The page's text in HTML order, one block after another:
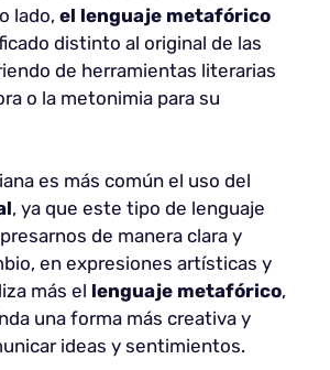
lado, el lenguaje metafórico
distinto al original de las
de herramientas literarias
o la metonimia para su
es más común el uso del
, ya que este tipo de lenguaje
de manera clara y
en expresiones artísticas y
más el lenguaje metafórico,
una forma más creativa y
ideas y sentimientos.